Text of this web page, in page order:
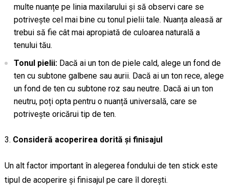
multe nuanțe pe linia maxilarului și să observi care se
potrivește cel mai bine cu tonul pielii tale. Nuanța aleasă ar
trebui să fie cât mai apropiată de culoarea naturală a
tenului tău.
Tonul pielii:Dacă ai un ton de piele cald, alege un fond de
ten cu subtone galbene sau aurii. Dacă ai un ton rece, alege
un fond de ten cu subtone roz sau neutre. Dacă ai un ton
neutru, poți opta pentru o nuanță universală, care se
potrivește oricărui tip de ten.
Consideră acoperirea dorită și finisajul
Un alt factor important în alegerea fondului de ten stick este
tipul de acoperire și finisajul pe care îl dorești.